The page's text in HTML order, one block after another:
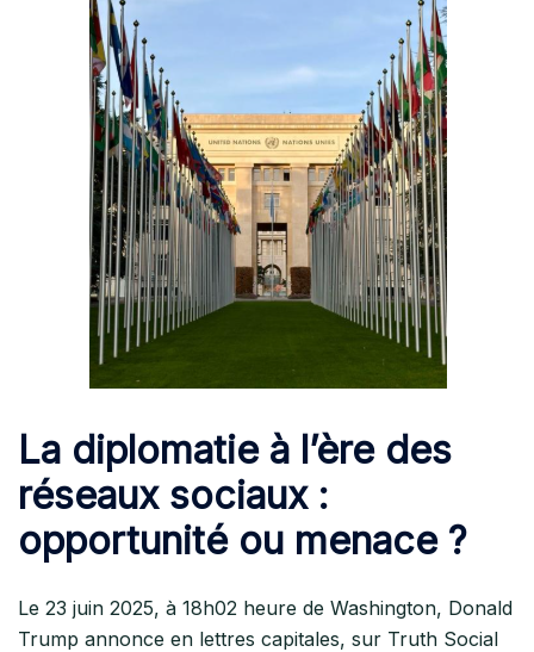
La diplomatie à l’ère des
réseaux sociaux :
opportunité ou menace ?
Le 23 juin 2025, à 18h02 heure de Washington, Donald
Trump annonce en lettres capitales, sur Truth Social